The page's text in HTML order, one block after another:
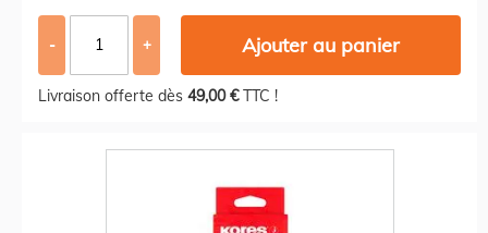
- + Ajouter au panier
Livraison offerte dès 49,00 €TTC !